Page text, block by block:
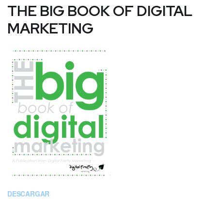
THE BIG BOOK OF DIGITAL
MARKETING
DESCARGAR